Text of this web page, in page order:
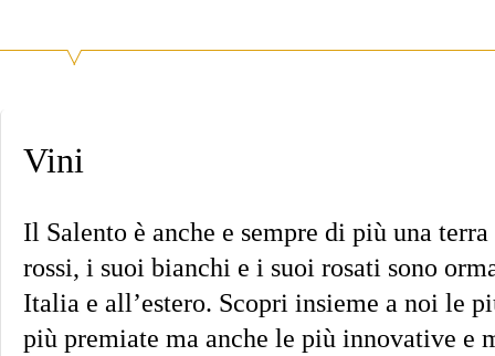
Vini
Il Salento è anche e sempre di più una
rossi, i suoi bianchi e i suoi rosati sono
Italia e all’estero. Scopri insieme a noi le
più premiate ma anche le più innovative e